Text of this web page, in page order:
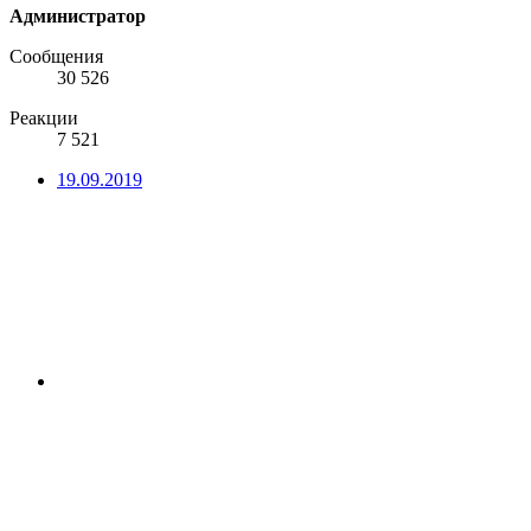
Администратор
Сообщения
30 526
Реакции
7 521
19.09.2019